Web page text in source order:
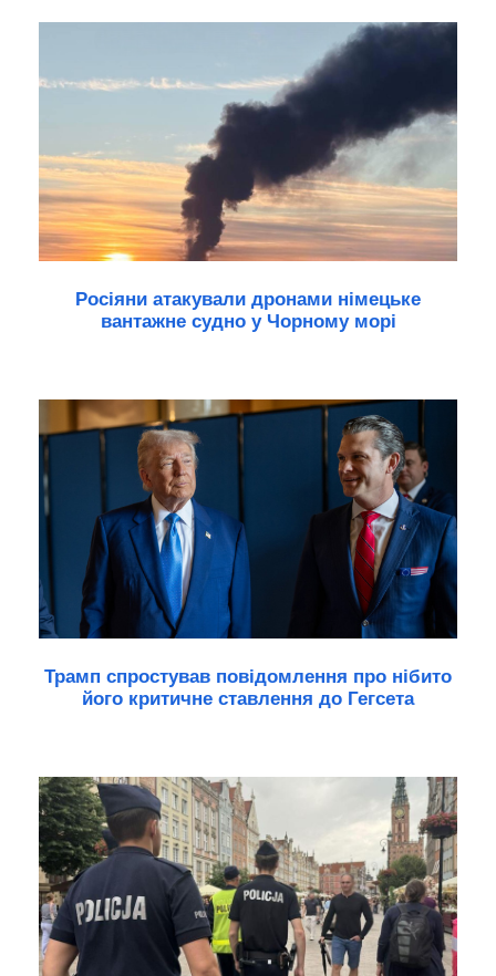
Росіяни атакували дронами німецьке
вантажне судно у Чорному морі
Трамп спростував повідомлення про нібито
його критичне ставлення до Гегсета